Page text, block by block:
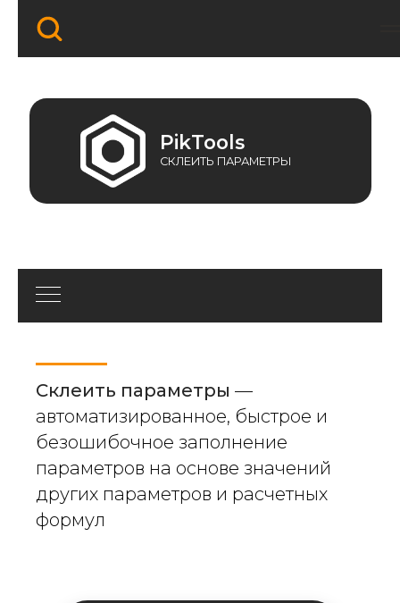
СКЛЕИТЬ ПАРАМЕТРЫ
Склеить параметры —
автоматизированное, быстрое и
безошибочное заполнение
параметров на основе значений
других параметров и расчетных
формул